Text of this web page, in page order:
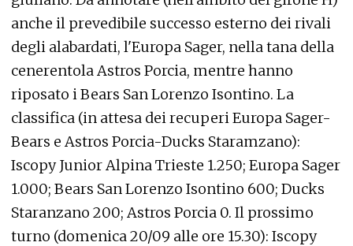
anche il prevedibile successo esterno dei rivali
degli alabardati, l'Europa Sager, nella tana della
cenerentola Astros Porcia, mentre hanno
riposato i Bears San Lorenzo Isontino. La
classifica (in attesa dei recuperi Europa Sager-
Bears e Astros Porcia-Ducks Staramzano):
Iscopy Junior Alpina Trieste 1.250; Europa Sager
1.000; Bears San Lorenzo Isontino 600; Ducks
Staranzano 200; Astros Porcia 0. Il prossimo
turno (domenica 20/09 alle ore 15.30): Iscopy